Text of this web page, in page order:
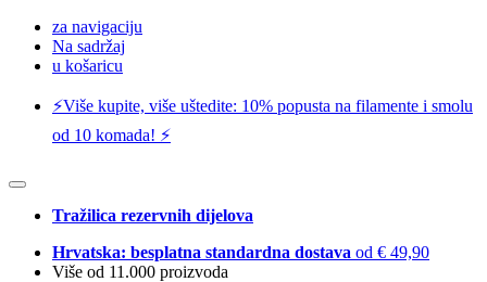
za navigaciju
Na sadržaj
u košaricu
⚡️Više kupite, više uštedite: 10% popusta na filamente i smolu
od 10 komada! ⚡️
Tražilica rezervnih dijelova
Hrvatska: besplatna standardna dostava od € 49,90
Više od 11.000 proizvoda